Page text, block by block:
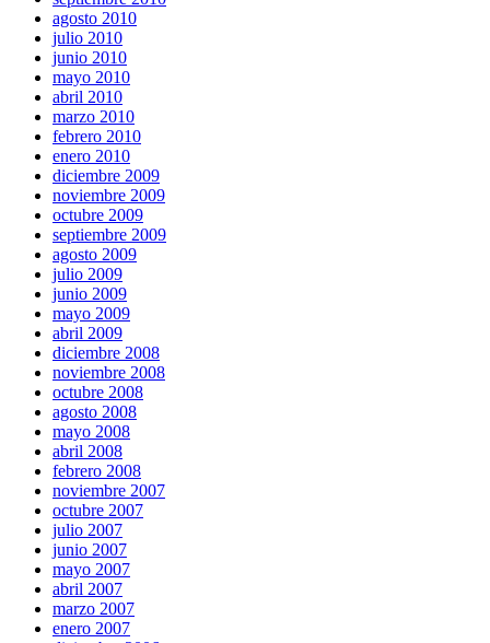
agosto 2010
julio 2010
junio 2010
mayo 2010
abril 2010
marzo 2010
febrero 2010
enero 2010
diciembre 2009
noviembre 2009
octubre 2009
septiembre 2009
agosto 2009
julio 2009
junio 2009
mayo 2009
abril 2009
diciembre 2008
noviembre 2008
octubre 2008
agosto 2008
mayo 2008
abril 2008
febrero 2008
noviembre 2007
octubre 2007
julio 2007
junio 2007
mayo 2007
abril 2007
marzo 2007
enero 2007